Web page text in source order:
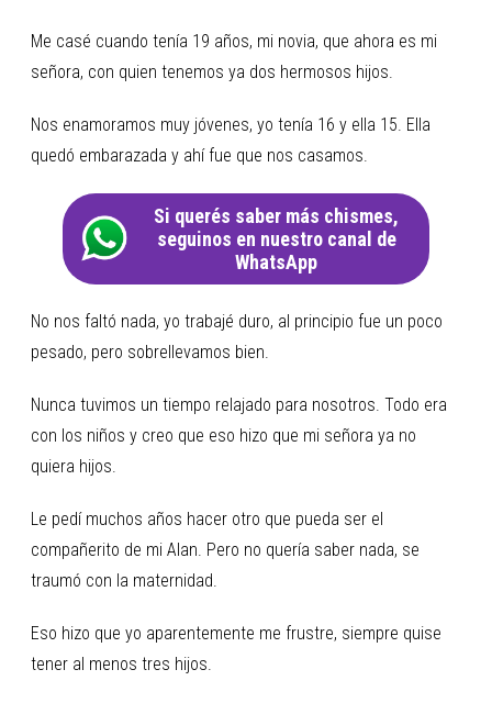
Me casé cuando tenía 19 años, mi novia, que ahora es mi
señora, con quien tenemos ya dos hermosos hijos.
Nos enamoramos muy jóvenes, yo tenía 16 y ella 15. Ella
quedó embarazada y ahí fue que nos casamos.
Si querés saber más chismes,
seguinos en nuestro canal de
WhatsApp
No nos faltó nada, yo trabajé duro, al principio fue un poco
pesado, pero sobrellevamos bien.
Nunca tuvimos un tiempo relajado para nosotros. Todo era
con los niños y creo que eso hizo que mi señora ya no
quiera hijos.
Le pedí muchos años hacer otro que pueda ser el
compañerito de mi Alan. Pero no quería saber nada, se
traumó con la maternidad.
Eso hizo que yo aparentemente me frustre, siempre quise
tener al menos tres hijos.